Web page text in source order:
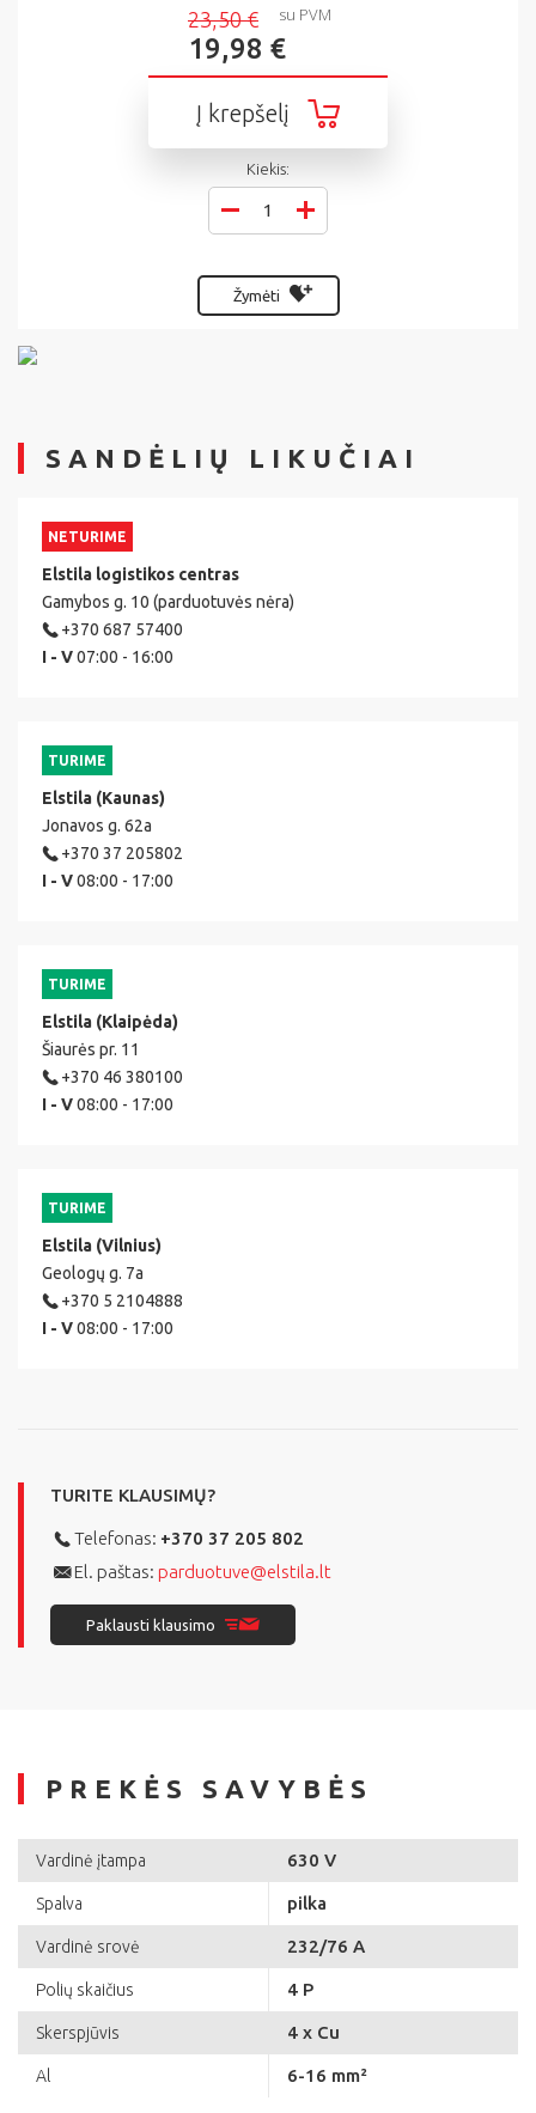
23,50 €
19,98 €
su PVM
Į krepšelį
Kiekis:
Žymėti
SANDĖLIŲ LIKUČIAI
NETURIME
Elstila logistikos centras
Gamybos g. 10 (parduotuvės nėra)
+370 687 57400
I - V07:00 - 16:00
TURIME
Elstila (Kaunas)
Jonavos g. 62a
+370 37 205802
I - V08:00 - 17:00
TURIME
Elstila (Klaipėda)
Šiaurės pr. 11
+370 46 380100
I - V08:00 - 17:00
TURIME
Elstila (Vilnius)
Geologų g. 7a
+370 5 2104888
I - V08:00 - 17:00
TURITE KLAUSIMŲ?
Telefonas: +370 37 205 802
El. paštas: parduotuve@elstila.lt
Paklausti klausimo
PREKĖS SAVYBĖS
Vardinė įtampa 630 V
Spalva pilka
Vardinė srovė 232/76 A
Polių skaičius 4 P
Skerspjūvis 4 x Cu
Al 6-16 mm²